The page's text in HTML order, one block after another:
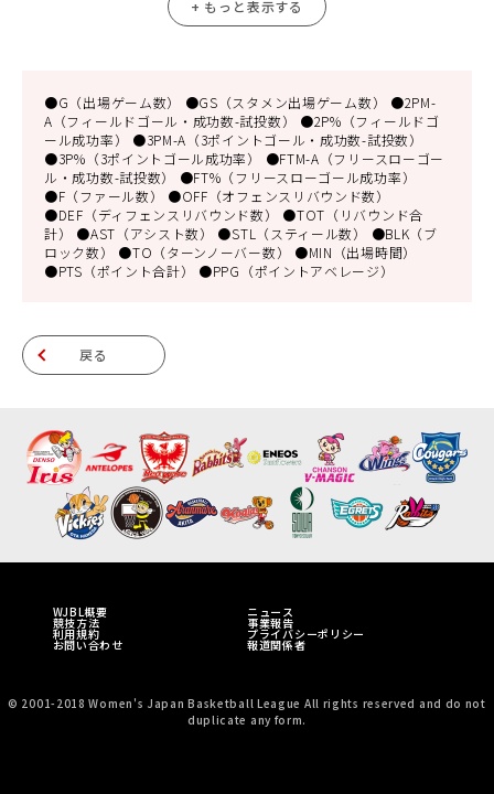
+ もっと表示する
●G（出場ゲーム数） ●GS（スタメン出場ゲーム数） ●2PM-
A（フィールドゴール・成功数-試投数） ●2P%（フィールドゴ
ール成功率） ●3PM-A（3ポイントゴール・成功数-試投数）
●3P%（3ポイントゴール成功率） ●FTM-A（フリースローゴー
ル・成功数-試投数） ●FT%（フリースローゴール成功率）
●F（ファール数） ●OFF（オフェンスリバウンド数）
●DEF（ディフェンスリバウンド数） ●TOT（リバウンド合
計） ●AST（アシスト数） ●STL（スティール数） ●BLK（ブ
ロック数） ●TO（ターンノーバー数） ●MIN（出場時間）
●PTS（ポイント合計） ●PPG（ポイントアベレージ）
戻る
WJBL概要 ニュース
競技方法 事業報告
利用規約 プライバシーポリシー
お問い合わせ 報道関係者
© 2001-2018 Women's Japan Basketball League All rights reserved and do not
duplicate any form.